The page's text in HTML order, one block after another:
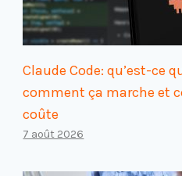
Claude Code: qu’est-ce
comment ça marche et
coûte
7 août 2026